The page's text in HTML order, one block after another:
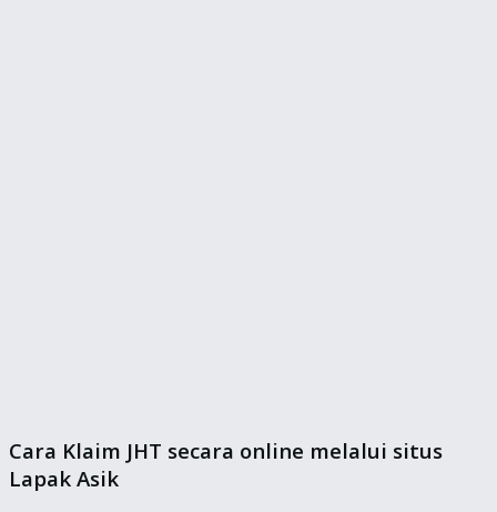
Cara Klaim JHT secara online melalui situs
Lapak Asik